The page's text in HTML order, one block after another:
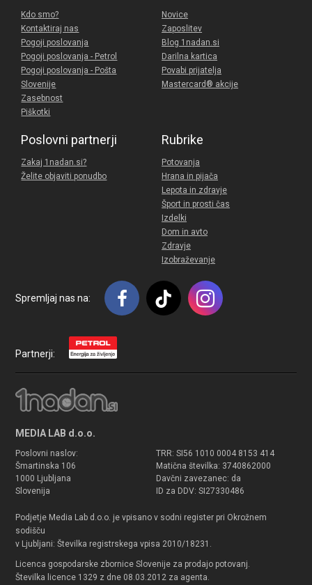
Kdo smo?
Kontaktiraj nas
Pogoji poslovanja
Pogoji poslovanja - Petrol
Pogoji poslovanja - Pošta
Slovenije
Zasebnost
Piškotki
Novice
Zaposlitev
Blog 1nadan.si
Darilna kartica
Povabi prijatelja
Mastercard® akcije
Poslovni partnerji
Zakaj 1nadan.si?
Želite objaviti ponudbo
Rubrike
Potovanja
Hrana in pijača
Lepota in zdravje
Šport in prosti čas
Izdelki
Dom in avto
Zdravje
Izobraževanje
Spremljaj nas na:
Partnerji:
MEDIA LAB d.o.o.
Poslovni naslov:
Šmartinska 106
1000 Ljubljana
Slovenija
TRR: SI56 1010 0004 8153 414
Matična številka: 3740862000
Davčni zavezanec: da
ID za DDV: SI27330486
Podjetje Media Lab d.o.o. je vpisano v sodni register pri Okrožnem
sodišču
v Ljubljani: Številka registrskega vpisa 2010/18231.
Licenca gospodarske zbornice Slovenije za prodajo potovanj.
Številka licence 1329 z dne 08.03.2012 za agenta.